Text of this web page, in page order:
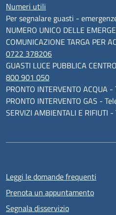
Numeri utili
Per segnalare guasti -
NUMERO UNICO DELLE
COMUNICAZIONE TARGA PER
0722 378206
GUASTI LUCE PUBBLICA
800 901 050
PRONTO INTERVENTO ACQUA
PRONTO INTERVENTO GAS -
SERVIZI AMBIENTALI E RIFIUTI
Leggi le domande frequenti
Prenota un appuntamento
Segnala disservizio